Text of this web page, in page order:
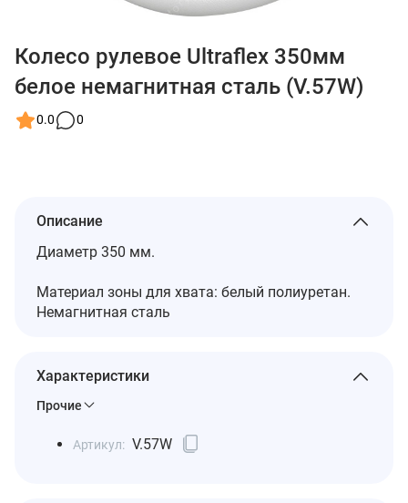
Колесо рулевое Ultraflex 350мм
белое немагнитная сталь (V.57W)
0.0 0
Описание
Диаметр 350 мм.
Материал зоны для хвата: белый полиуретан.
Немагнитная сталь
Характеристики
Прочие
Артикул: V.57W